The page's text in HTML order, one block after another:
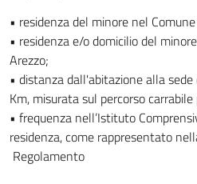
• residenza del minore nel
• residenza e/o domicilio del
Arezzo;
• distanza dall'abitazione alla
Km, misurata sul percorso carrabile
• frequenza nell’Istituto
residenza, come rappresentato
Regolamento